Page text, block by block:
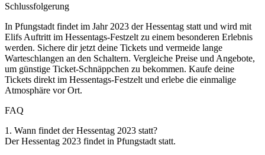
Schlussfolgerung
In Pfungstadt findet im Jahr 2023 der Hessentag statt und wird mit
Elifs Auftritt im Hessentags-Festzelt zu einem besonderen Erlebnis
werden. Sichere dir jetzt deine Tickets und vermeide lange
Warteschlangen an den Schaltern. Vergleiche Preise und Angebote,
um günstige Ticket-Schnäppchen zu bekommen. Kaufe deine
Tickets direkt im Hessentags-Festzelt und erlebe die einmalige
Atmosphäre vor Ort.
FAQ
1. Wann findet der Hessentag 2023 statt?
Der Hessentag 2023 findet in Pfungstadt statt.